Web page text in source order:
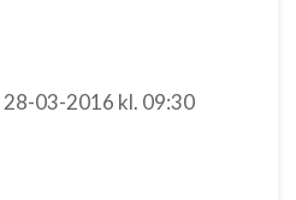
28-03-2016 kl. 09:30